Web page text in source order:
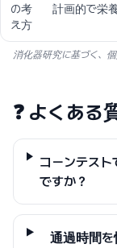
の考
え方
計画的で栄
消化器研究に基づく、
❓ よくある
コーンテス
ですか？
通過時間を